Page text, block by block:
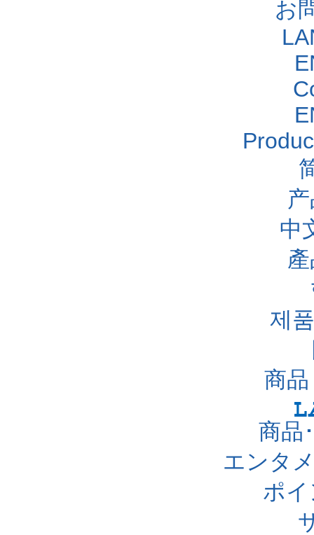
お
中
제
商
商品
エンタ
ポ